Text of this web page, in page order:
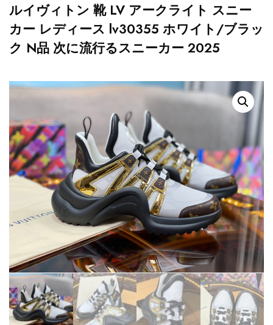
ルイヴィトン 靴 LV アークライト スニー
カー レディース lv30355 ホワイト/ブラッ
ク N品 次に流行るスニーカー 2025